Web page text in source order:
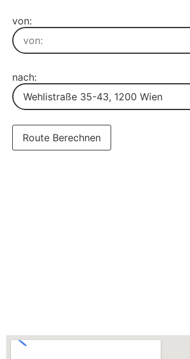
von:
nach:
Route Berechnen